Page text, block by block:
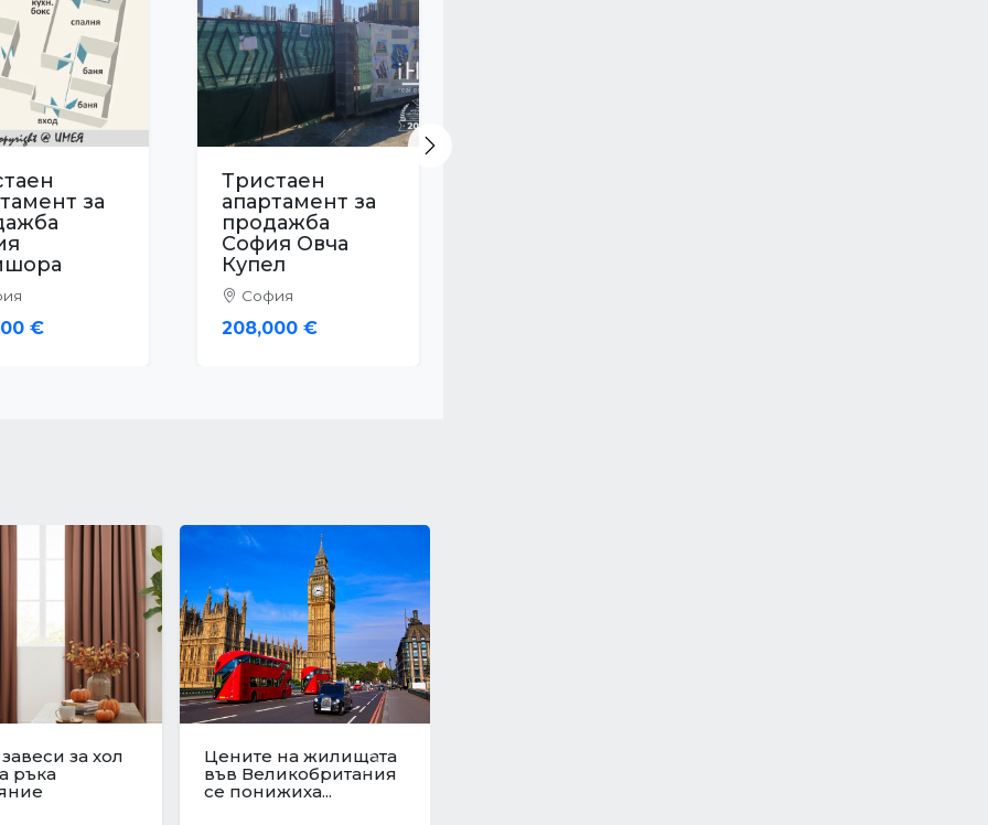
за
Надежда
€
Тристаен
апартамент за
продажба
София
Банишора
София
255,763 €
Next
скок
на
в
Защо да изберете
ново строителство?
Предимствата на...
Next